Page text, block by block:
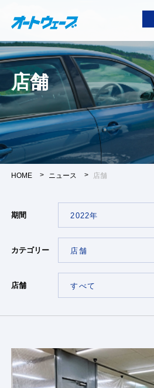
店舗
HOME ニュース 店舗
期間
カテゴリー
店舗